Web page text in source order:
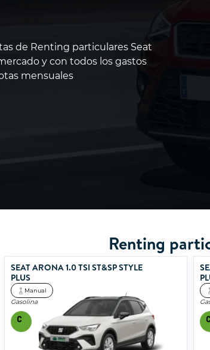
de Renting particulares Seat
y con todos los gastos
mensuales
Renting
SEAT ARONA 1.0 TSI ST&SP STYLE
PLUS
Manual
Gasolina